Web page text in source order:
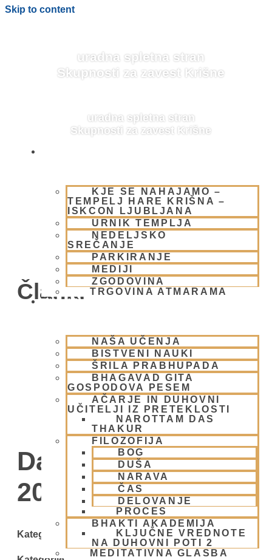
Skip to content
uradna spletna stran
Skupnosti za zavest Krišne
uradna spletna stran
Skupnosti za zavest Krišne
KJE SE NAHAJAMO –
TEMPELJ HARE KRIŠNA –
ISKCON LJUBLJANA
URNIK TEMPLJA
NEDELJSKO
SREČANJE
PARKIRANJE
MEDIJI
ZGODOVINA
TRGOVINA ATMARAMA
BHAKTI JOGA
NAŠA UČENJA
BISTVENI NAUKI
ŠRILA PRABHUPADA
BHAGAVAD GITA
GOSPODOVA PESEM
AČARJE IN DUHOVNI
UČITELJI IZ PRETEKLOSTI
NAROTTAM DAS
THAKUR
FILOZOFIJA
BOG
DUŠA
NARAVA
ČAS
DELOVANJE
PROCES
BHAKTI AKADEMIJA
KLJUČNE VREDNOTE
NA DUHOVNI POTI 2
MEDITATIVNA GLASBA
BLOG
Članki
Day: 7 decembra,
2009
Kategorije